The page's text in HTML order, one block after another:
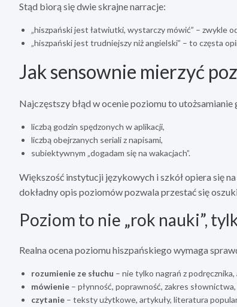
Stąd biorą się dwie skrajne narracje:
„hiszpański jest łatwiutki, wystarczy mówić” – zwykle
„hiszpański jest trudniejszy niż angielski” – to częsta
Jak sensownie mierzyć
Najczęstszy błąd w ocenie poziomu to utożsamianie
liczbą godzin spędzonych w aplikacji,
liczbą obejrzanych seriali z napisami,
subiektywnym „dogadam się na wakacjach”.
Większość instytucji językowych i szkół opiera się
dokładny opis poziomów pozwala przestać się
Poziom to nie „rok nauki”,
Realna ocena poziomu hiszpańskiego wymaga
rozumienie ze słuchu – nie tylko nagrań z
mówienie – płynność, poprawność, zakres
czytanie – teksty użytkowe, artykuły, literatura